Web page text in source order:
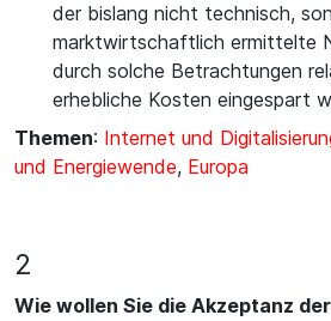
der bislang nicht technisch,
marktwirtschaftlich ermittelte
durch solche Betrachtungen
erhebliche Kosten eingespart
Themen: Internet und
und Energiewende, Europa
2
Wie wollen Sie die Akzeptanz